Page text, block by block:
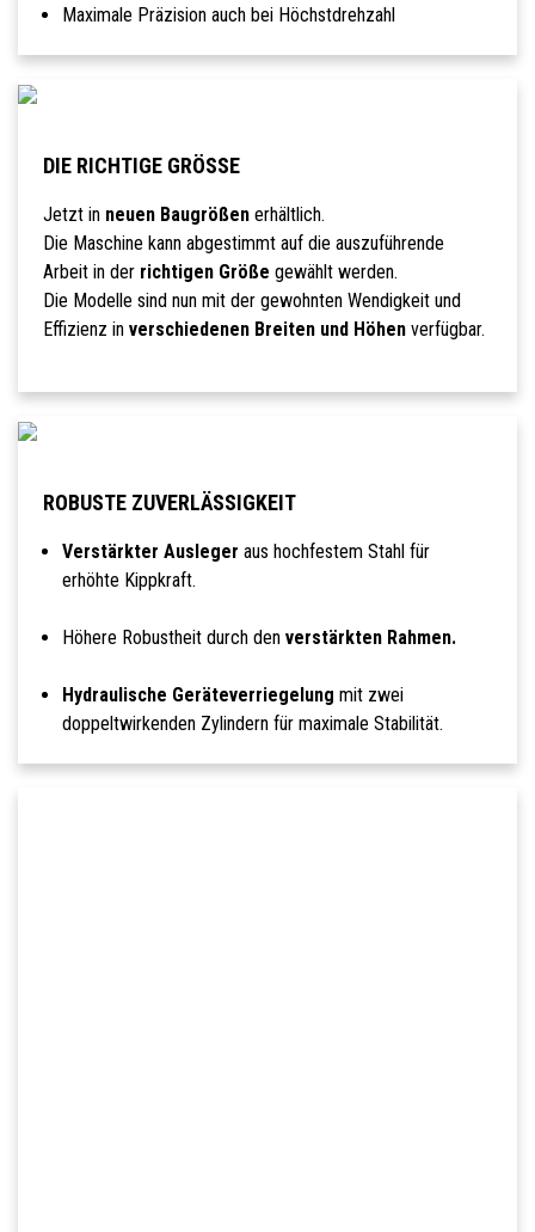
Maximale Präzision auch bei Höchstdrehzahl
DIE RICHTIGE GRÖSSE
Jetzt in neuen Baugrößenerhältlich.
Die Maschine kann abgestimmt auf die auszuführende
Arbeit in der richtigen Größe gewählt werden.
Die Modelle sind nun mit der gewohnten Wendigkeit und
Effizienz in verschiedenen Breiten und Höhenverfügbar.
ROBUSTE ZUVERLÄSSIGKEIT
Verstärkter Ausleger aus hochfestem Stahl für
erhöhte Kippkraft.
Höhere Robustheit durch den verstärkten Rahmen.
Hydraulische Geräteverriegelung mit zwei
doppeltwirkenden Zylindern für maximale Stabilität.